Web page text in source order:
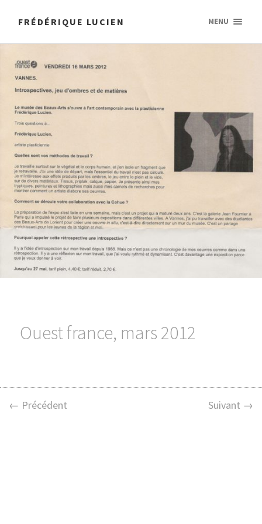
FRÉDÉRIQUE LUCIEN MENU
Ouest france, mars 2012
← Précédent Suivant →